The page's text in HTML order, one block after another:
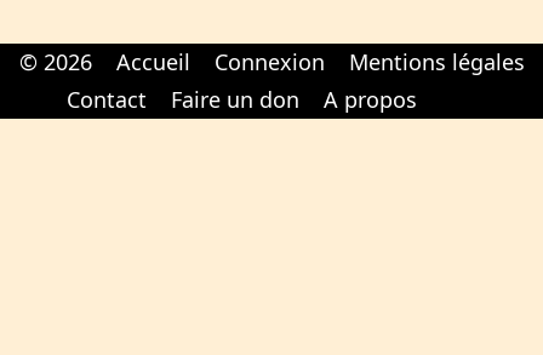
© 2026 Accueil Connexion
Mentions légales
Contact
Faire un don A propos